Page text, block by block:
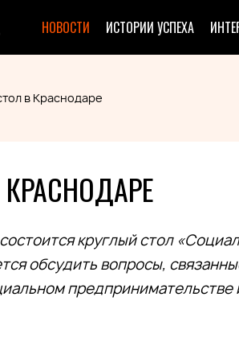
НОВОСТИ ИСТОРИИ УСПЕХА
в Краснодаре
круглый стол
обсудить вопросы,
предпринимательстве